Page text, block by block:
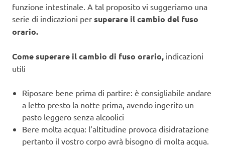
funzione intestinale. A tal proposito vi suggeriamo una
serie di indicazioni per superare il cambio del fuso
orario.
Come superare il cambio di fuso orario, indicazioni
utili
Riposare bene prima di partire: è consigliabile andare
a letto presto la notte prima, avendo ingerito un
pasto leggero senza alcoolici
Bere molta acqua: l’altitudine provoca disidratazione
pertanto il vostro corpo avrà bisogno di molta acqua.